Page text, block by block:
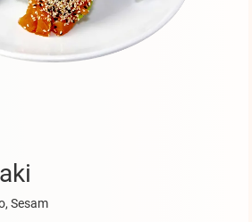
Sesam